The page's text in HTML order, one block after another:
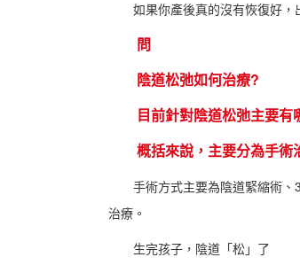
如果你產後真的沒有恢復好，
問
陰道松弛如何治療?
目前針對陰道松弛主要有
概括來說，主要分為手術
手術方式主要為陰道緊縮術、
治療。
生完孩子，陰道「松」了